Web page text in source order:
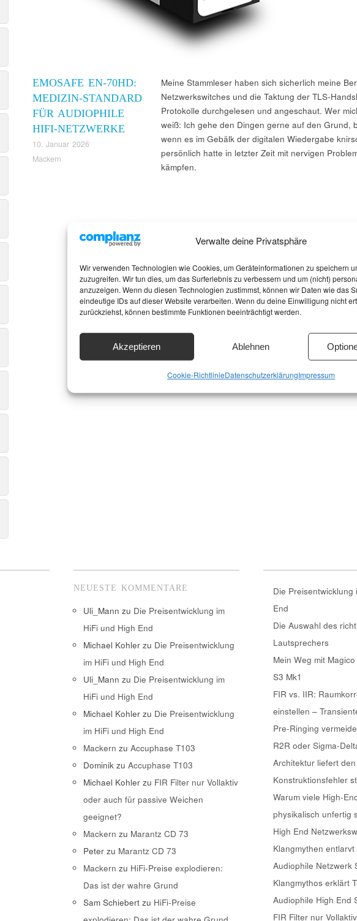
Verwalte deine Privatsphäre
Wir verwenden Technologien wie Cookies, um Geräteinformationen zu speichern
zuzugreifen. Wir tun dies, um das Surferlebnis zu verbessern und um (nicht)
anzuzeigen. Wenn du diesen Technologien zustimmst, können wir Daten wie das
eindeutige IDs auf dieser Website verarbeiten. Wenn du deine Einwilligung nicht
zurückziehst, können bestimmte Funktionen beeinträchtigt werden.
Akzeptieren Ablehnen
Cookie-RichtlinieDatenschutzerklärungImpressum
EMOSAFE EN-70HD:
MEDIZIN-STANDARD
FÜR AUDIOPHILE
HIFI-NETZWERKE
10. Januar 2026
Mackern
Meine Stammleser haben sich sicherlich meine
Netzwerkswitches und die Taktung der TLS-
Protokolle durchgelesen und angeschaut. Wer
weiß: Ich gehe den Dingen gerne auf den Grund,
wenn es im Gebälk der digitalen Wiedergabe
persönlich hatte in letzter Zeit mit nervigen
kämpfen.
NEUESTE KOMMENTARE
Uli_Mann zu Die Preisentwicklung im
HiFi und High End
Michael Kohler zu Die Preisentwicklung
im HiFi und High End
Uli_Mann zu Die Preisentwicklung im
HiFi und High End
Michael Kohler zu Die Preisentwicklung
im HiFi und High End
Mackern zuAccuphase T103
Dominik zuAccuphase T103
Michael Kohler zu FIR Filter nur Vollaktiv
oder auch für passive Weichen
geeignet?
Mackern zu Marantz CD 73
Peter zu Marantz CD 73
Mackern zu HiFi-Preise explodieren:
Das ist der wahre Grund
Sam Schiebert zu HiFi-Preise
Die Preisentwicklung
End
Die Auswahl des
Lautsprechers
Mein Weg mit
S3 Mk1
FIR vs. IIR:
einstellen –
Pre-Ringing
R2R oder Sigma-
Architektur liefert
Konstruktionsfehler
Warum viele High-
physikalisch unfertig
High End
Klangmythen entlarvt
Audiophile Netzwerk
Klangmythos erklärt
Audiophile High End
FIR Filter nur